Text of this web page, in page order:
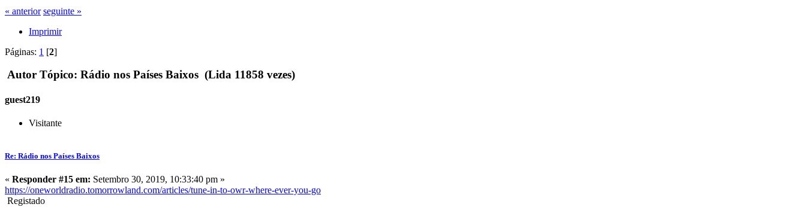
« anterior seguinte »
Imprimir
Páginas: 1 [2]
Autor Tópico: Rádio nos Países Baixos (Lida 11858 vezes)
guest219
Visitante
Re: Rádio nos Países Baixos
« Responder #15 em: Setembro 30, 2019, 10:33:40 pm »
https://oneworldradio.tomorrowland.com/articles/tune-in-to-owr-where-ever-you-go
Registado